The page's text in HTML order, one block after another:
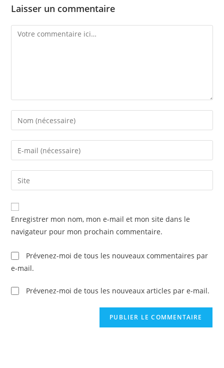
Laisser un commentaire
Comment
Enter
your
name
comment
Enter
your
email
address
comment
Saisir
l’URL
de
votre
(facultatif)
Enregistrer mon nom, mon e-mail et mon site dans le
navigateur pour mon prochain commentaire.
Prévenez-moi de tous les nouveaux commentaires par
e-mail.
Prévenez-moi de tous les nouveaux articles par e-mail.